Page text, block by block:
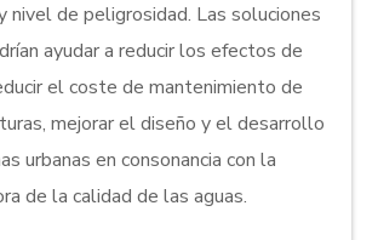
nivel de peligrosidad. Las soluciones
ayudar a reducir los efectos de
el coste de mantenimiento de
mejorar el diseño y el desarrollo
urbanas en consonancia con la
de la calidad de las aguas.